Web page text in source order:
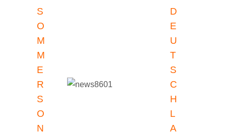
S
O
M
M
E
R
S
O
N
D
E
U
T
S
C
H
L
A